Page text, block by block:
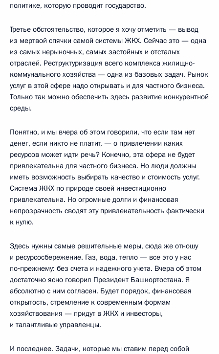
политике, которую проводит государство.
Третье обстоятельство, которое я хочу отметить — вывод
из мертвой спячки самой системы ЖКХ. Сейчас это — одна
из самых нерыночных, самых застойных и отсталых
отраслей. Реструктуризация всего комплекса жилищно-
коммунального хозяйства — одна из базовых задач. Рынок
услуг в этой сфере надо открывать и для частного бизнеса.
Только так можно обеспечить здесь развитие конкурентной
среды.
Понятно, и мы вчера об этом говорили, что если там нет
денег, если никто не платит, — о привлечении каких
ресурсов может идти речь? Конечно, эта сфера не будет
привлекательна для частного бизнеса. Но люди должны
иметь возможность выбирать качество и стоимость услуг.
Система ЖКХ по природе своей инвестиционно
привлекательна. Но огромные долги и финансовая
непрозрачность сводят эту привлекательность фактически
к нулю.
Здесь нужны самые решительные меры, сюда же отношу
и ресурсосбережение. Газ, вода, тепло — все это у нас
по‑прежнему: без счета и надежного учета. Вчера об этом
достаточно ясно говорил Президент Башкортостана. Я
абсолютно с ним согласен. Будет порядок, финансовая
открытость, стремление к современным формам
хозяйствования — придут в ЖКХ и инвесторы,
и талантливые управленцы.
И последнее. Задачи, которые мы ставим перед собой